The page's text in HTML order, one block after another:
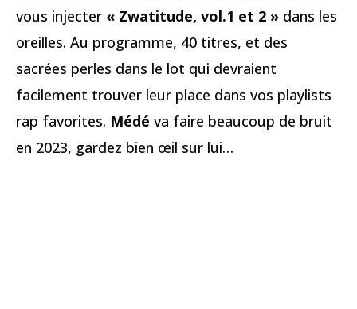
vous injecter « Zwatitude, vol.1 et 2 » dans les
oreilles. Au programme, 40 titres, et des
sacrées perles dans le lot qui devraient
facilement trouver leur place dans vos playlists
rap favorites. Médé va faire beaucoup de bruit
en 2023, gardez bien œil sur lui…